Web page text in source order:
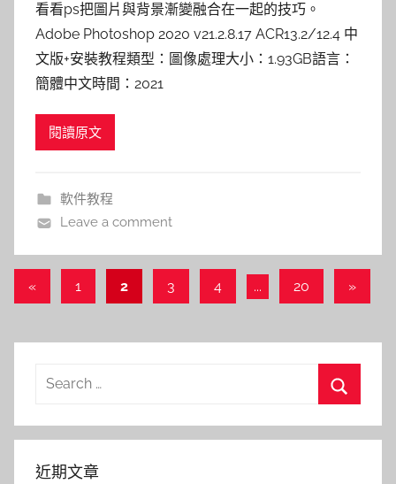
看看ps把圖片與背景漸變融合在一起的技巧。
Adobe Photoshop 2020 v21.2.8.17 ACR13.2/12.4 中
文版+安裝教程類型：圖像處理大小：1.93GB語言：
簡體中文時間：2021
閱讀原文
軟件教程
Leave a comment
文
導
«Previous
1 2 3 4 ... 20
Next
»
Search
近期文章